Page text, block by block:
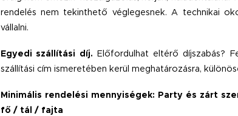
rendelés nem tekinthető véglegesnek. A technikai
vállalni.
Egyedi szállítási díj.Előfordulhat eltérő díjszabás?
szállítási cím ismeretében kerül meghatározásra,
Minimális rendelési mennyiségek: Party és zárt
fő / tál / fajta